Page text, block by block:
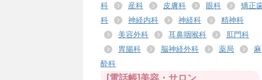
科
産科 皮膚科 眼科
矯正
科
神経内科 神経科
精神科
美容外科
耳鼻咽喉科
肛門科
胃腸科
脳神経外科 薬局
麻
酔科